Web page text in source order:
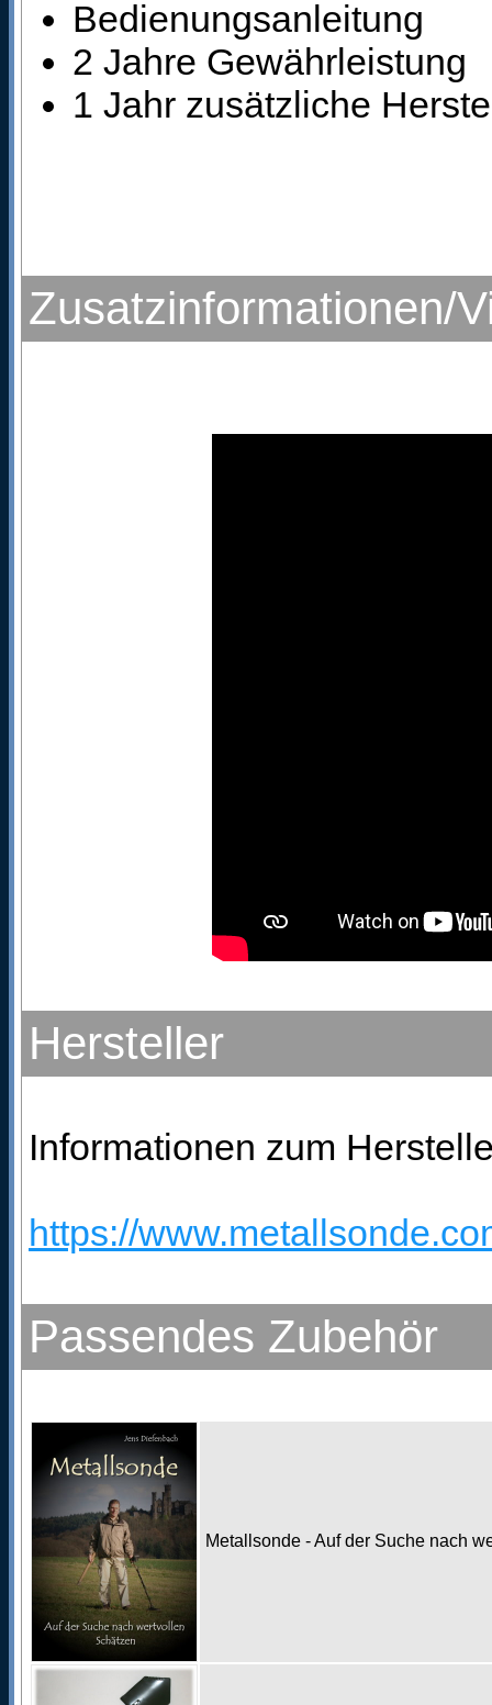
Bedienungsanleitung
2 Jahre Gewährleistung
1 Jahr zusätzliche
Zusatzinformationen/
Hersteller
Informationen zum
https://
Passendes Zubehör
Metallsonde - Auf der Suche nach